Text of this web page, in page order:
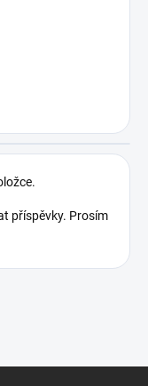
příspěvky. Prosím